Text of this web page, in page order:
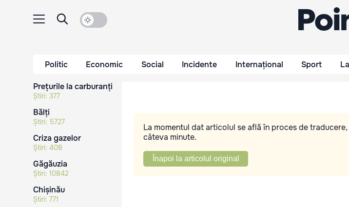
Politic Economic Social Incidente Internațional Sport
Prețurile la carburanți
Știri: 377
Bălți
Știri: 5727
Criza gazelor
Știri: 408
Găgăuzia
Știri: 10842
Chișinău
Știri: 771
La momentul dat articolul se află în proces de
câteva minute.
Înapoi la articolul original